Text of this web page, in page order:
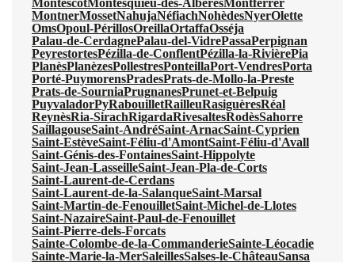
MontescotMontesquieu-des-AlbèresMontferrer
MontnerMossetNahujaNéfiachNohèdesNyerOlette
OmsOpoul-PérillosOreillaOrtaffaOsséja
Palau-de-CerdagnePalau-del-VidrePassaPerpignan
PeyrestortesPézilla-de-ConflentPézilla-la-RivièrePia
PlanèsPlanèzesPollestresPonteillaPort-VendresPorta
Porté-PuymorensPradesPrats-de-Mollo-la-Preste
Prats-de-SourniaPrugnanesPrunet-et-Belpuig
PuyvaladorPyRabouilletRailleuRasiguèresRéal
ReynèsRia-SirachRigardaRivesaltesRodèsSahorre
SaillagouseSaint-AndréSaint-ArnacSaint-Cyprien
Saint-EstèveSaint-Féliu-d'AmontSaint-Féliu-d'Avall
Saint-Génis-des-FontainesSaint-Hippolyte
Saint-Jean-LasseilleSaint-Jean-Pla-de-Corts
Saint-Laurent-de-Cerdans
Saint-Laurent-de-la-SalanqueSaint-Marsal
Saint-Martin-de-FenouilletSaint-Michel-de-Llotes
Saint-NazaireSaint-Paul-de-Fenouillet
Saint-Pierre-dels-Forcats
Sainte-Colombe-de-la-CommanderieSainte-Léocadie
Sainte-Marie-la-MerSaleillesSalses-le-ChâteauSansa